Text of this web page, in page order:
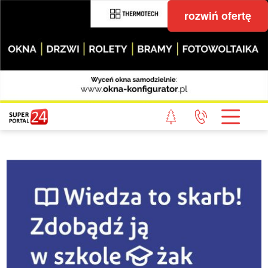
rozwiń ofertę
STRONA GŁÓWNA
POWIAT GRYFICKI
STUDIO SUPERPORTALU
KONTAKT
REDAKCJA
REGULAMIN